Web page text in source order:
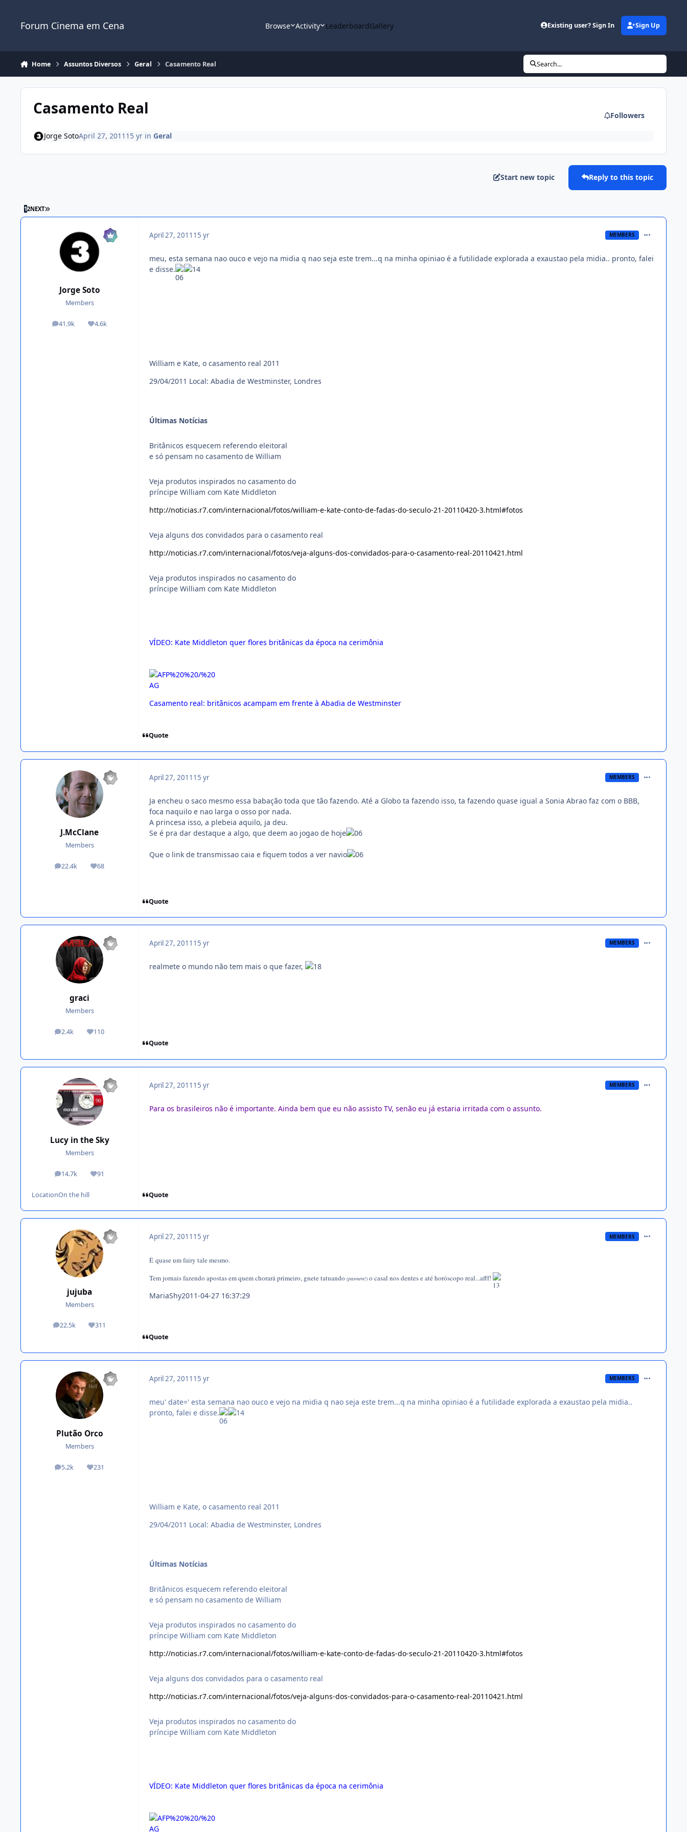
Forum Cinema em Cena Browse Activity LeaderboardGallery Existing user? Sign In Sign Up
Home Assuntos Diversos Geral Casamento Real Search...
Casamento Real Followers
Jorge SotoApril 27, 2011 15 yrin Geral
Start new topic Reply to this topic
12NEXT
Jorge Soto
Members
41.9k
posts 4.6k
Reputation
April 27, 2011 15 yr MEMBERS
meu, esta semana nao ouco e vejo na midia q nao seja este trem...q na minha opiniao é a futilidade explorada a exaustao pela midia.. pronto, falei
e disse.
William e Kate, o casamento real 2011
29/04/2011 Local: Abadia de Westminster, Londres
Últimas Notícias
Britânicos esquecem referendo eleitoral
e só pensam no casamento de William
Veja produtos inspirados no casamento do
príncipe William com Kate Middleton
http://noticias.r7.com/internacional/fotos/william-e-kate-conto-de-fadas-do-seculo-21-20110420-3.html#fotos
Veja alguns dos convidados para o casamento real
http://noticias.r7.com/internacional/fotos/veja-alguns-dos-convidados-para-o-casamento-real-20110421.html
Veja produtos inspirados no casamento do
príncipe William com Kate Middleton
VÍDEO: Kate Middleton quer flores britânicas da época na cerimônia
Casamento real: britânicos acampam em frente à Abadia de Westminster
Quote
J.McClane
Members
22.4k
posts 68
Reputation
April 27, 2011 15 yr MEMBERS
Ja encheu o saco mesmo essa babação toda que tão fazendo. Até a Globo ta fazendo isso, ta fazendo quase igual a Sonia Abrao faz com o BBB,
foca naquilo e nao larga o osso por nada.
A princesa isso, a plebeia aquilo, ja deu.
Se é pra dar destaque a algo, que deem ao jogao de hoje
Que o link de transmissao caia e fiquem todos a ver navio
Quote
graci
Members
2.4k
posts 110
Reputation
April 27, 2011 15 yr MEMBERS
realmete o mundo não tem mais o que fazer,
Quote
Lucy in the Sky
Members
14.7k
posts 91
Reputation
LocationOn the hill
April 27, 2011 15 yr MEMBERS
Para os brasileiros não é importante. Ainda bem que eu não assisto TV, senão eu já estaria irritada com o assunto.
Quote
jujuba
Members
22.5k
posts 311
Reputation
April 27, 2011 15 yr MEMBERS
É quase um fairy tale mesmo.
Tem jornais fazendo apostas em quem chorará primeiro, gnete tatuando (pasmem!) o casal nos dentes e até horóscopo real...afff!
MariaShy2011-04-27 16:37:29
Quote
Plutão Orco
Members
5.2k
posts 231
Reputation
April 27, 2011 15 yr MEMBERS
meu' date=' esta semana nao ouco e vejo na midia q nao seja este trem...q na minha opiniao é a futilidade explorada a exaustao pela midia..
pronto, falei e disse.
William e Kate, o casamento real 2011
29/04/2011 Local: Abadia de Westminster, Londres
Últimas Notícias
Britânicos esquecem referendo eleitoral
e só pensam no casamento de William
Veja produtos inspirados no casamento do
príncipe William com Kate Middleton
http://noticias.r7.com/internacional/fotos/william-e-kate-conto-de-fadas-do-seculo-21-20110420-3.html#fotos
Veja alguns dos convidados para o casamento real
http://noticias.r7.com/internacional/fotos/veja-alguns-dos-convidados-para-o-casamento-real-20110421.html
Veja produtos inspirados no casamento do
príncipe William com Kate Middleton
VÍDEO: Kate Middleton quer flores britânicas da época na cerimônia